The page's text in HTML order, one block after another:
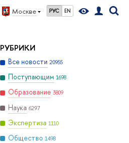
Москве РУС EN
РУБРИКИ
Все новости 20955
Поступающим 1698
Образование 3809
Наука 6297
Экспертиза 1110
Общество 1498